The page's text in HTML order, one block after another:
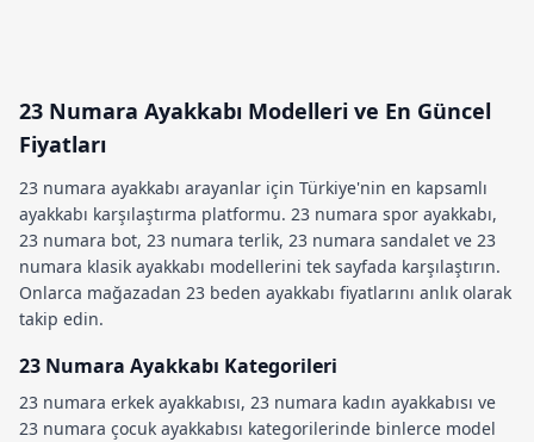
23 Numara Ayakkabı Modelleri ve En Güncel
Fiyatları
23 numara ayakkabı arayanlar için Türkiye'nin en kapsamlı
ayakkabı karşılaştırma platformu. 23 numara spor ayakkabı,
23 numara bot, 23 numara terlik, 23 numara sandalet ve 23
numara klasik ayakkabı modellerini tek sayfada karşılaştırın.
Onlarca mağazadan 23 beden ayakkabı fiyatlarını anlık olarak
takip edin.
23 Numara Ayakkabı Kategorileri
23 numara erkek ayakkabısı, 23 numara kadın ayakkabısı ve
23 numara çocuk ayakkabısı kategorilerinde binlerce model